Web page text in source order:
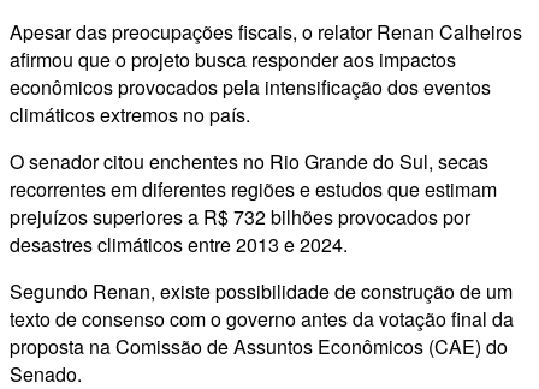
Apesar das preocupações fiscais, o relator Renan Calheiros
afirmou que o projeto busca responder aos impactos
econômicos provocados pela intensificação dos eventos
climáticos extremos no país.
O senador citou enchentes no Rio Grande do Sul, secas
recorrentes em diferentes regiões e estudos que estimam
prejuízos superiores a R$ 732 bilhões provocados por
desastres climáticos entre 2013 e 2024.
Segundo Renan, existe possibilidade de construção de um
texto de consenso com o governo antes da votação final da
proposta na Comissão de Assuntos Econômicos (CAE) do
Senado.